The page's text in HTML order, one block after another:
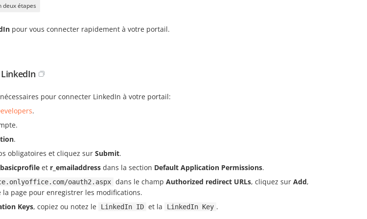
deux étapes
pour vous connecter rapidement à votre portail.
pour connecter LinkedIn à votre portail:
.
.
obligatoires et cliquez sur Submit.
et r_emailaddress dans la section Default Application Permissions.
oauth2.aspx dans le champ Authorized redirect URLs, cliquez sur Add,
la page pour enregistrer les modifications.
Keys, copiez ou notez le LinkedIn ID et la LinkedIn Key .